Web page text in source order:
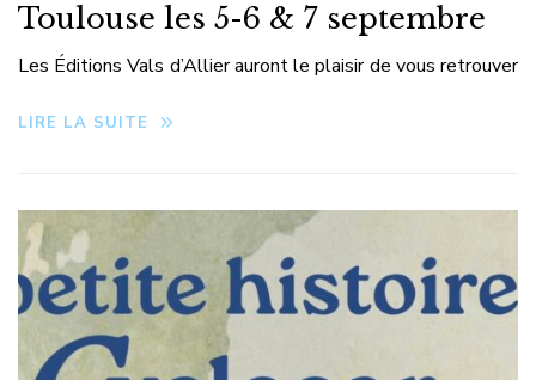
Toulouse les 5-6 & 7 septembre
Les Éditions Vals d’Allier auront le plaisir de vous retrouver
septembre 2025 au MEETT (stand 2B07). À cette
histoire du cyclecar, l’ouvrage événement qui retrace
l’épopée des petites […]
LIRE LA SUITE